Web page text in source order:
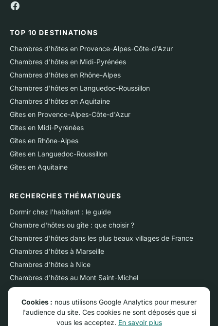
TOP 10 DESTINATIONS
Chambres d'hôtes en Provence-Alpes-Côte-d'Azur
Chambres d'hôtes en Midi-Pyrénées
Chambres d'hôtes en Rhône-Alpes
Chambres d'hôtes en Languedoc-Roussillon
Chambres d'hôtes en Aquitaine
Gîtes en Provence-Alpes-Côte-d'Azur
Gîtes en Midi-Pyrénées
Gîtes en Rhône-Alpes
Gîtes en Languedoc-Roussillon
Gîtes en Aquitaine
RECHERCHES THÉMATIQUES
Dormir chez l'habitant : le guide
Chambre d'hôtes ou gîte : que choisir ?
Chambres d'hôtes dans les plus beaux villages de France
Chambres d'hôtes à Marseille
Chambres d'hôtes à Nice
Chambres d'hôtes au Mont Saint-Michel
Chambres d'hôtes sur l'Ile de Ré
Chambres d'hôtes près du Futuroscope
Chambres d'hôtes en Camargue
Cookies : nous utilisons Google Analytics pour mesurer
l'audience du site. Ces cookies ne sont déposés que si
vous les acceptez. En savoir plus